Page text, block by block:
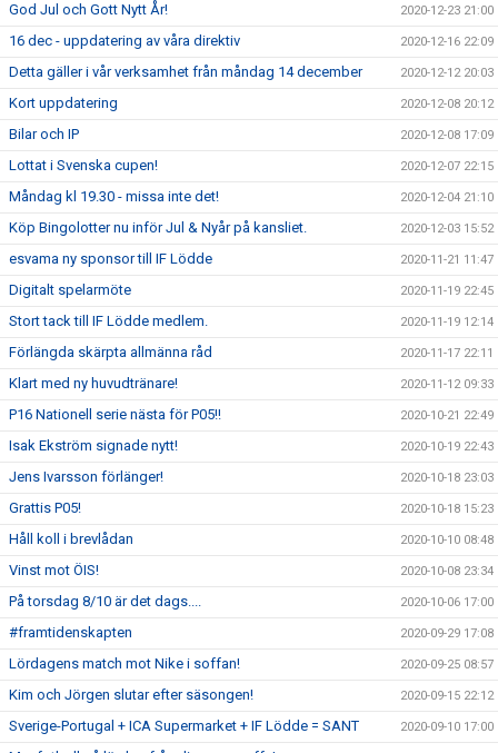
God Jul och Gott Nytt År! 2020-12-23 21:00
16 dec - uppdatering av våra direktiv 2020-12-16 22:09
Detta gäller i vår verksamhet från måndag 14 december 2020-12-12 20:03
Kort uppdatering 2020-12-08 20:12
Bilar och IP 2020-12-08 17:09
Lottat i Svenska cupen! 2020-12-07 22:15
Måndag kl 19.30 - missa inte det! 2020-12-04 21:10
Köp Bingolotter nu inför Jul & Nyår på kansliet. 2020-12-03 15:52
esvama ny sponsor till IF Lödde 2020-11-21 11:47
Digitalt spelarmöte 2020-11-19 22:45
Stort tack till IF Lödde medlem. 2020-11-19 12:14
Förlängda skärpta allmänna råd 2020-11-17 22:11
Klart med ny huvudtränare! 2020-11-12 09:33
P16 Nationell serie nästa för P05!! 2020-10-21 22:49
Isak Ekström signade nytt! 2020-10-19 22:43
Jens Ivarsson förlänger! 2020-10-18 23:03
Grattis P05! 2020-10-18 15:23
Håll koll i brevlådan 2020-10-10 08:48
Vinst mot ÖIS! 2020-10-08 23:34
På torsdag 8/10 är det dags.... 2020-10-06 17:00
#framtidenskapten 2020-09-29 17:08
Lördagens match mot Nike i soffan! 2020-09-25 08:57
Kim och Jörgen slutar efter säsongen! 2020-09-15 22:12
Sverige-Portugal + ICA Supermarket + IF Lödde = SANT 2020-09-10 17:00